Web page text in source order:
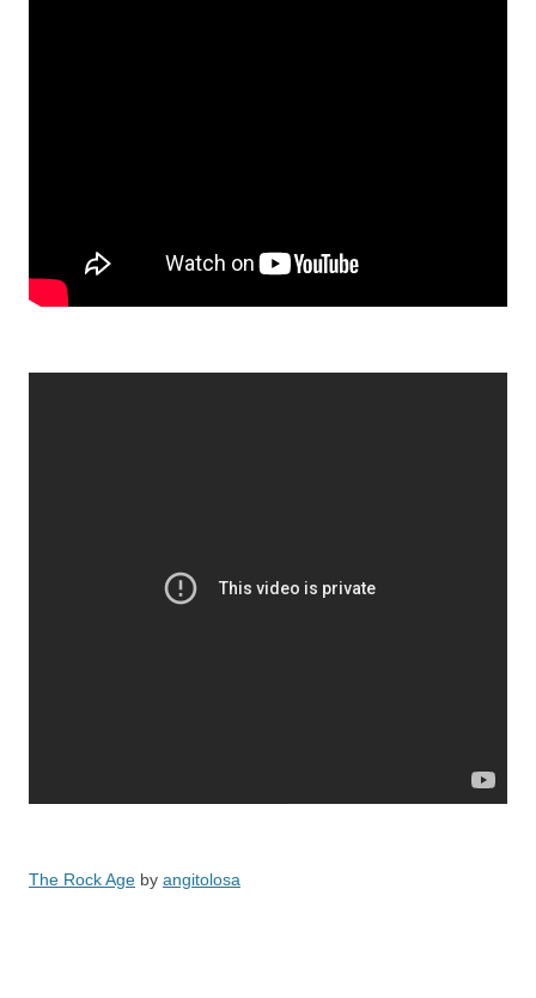
The Rock Age by angitolosa